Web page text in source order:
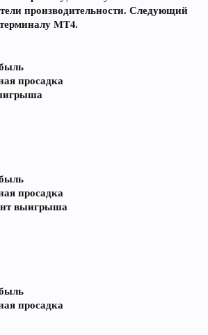
производительности. Следующий
MT4.
просадка
просадка
выигрыша
просадка